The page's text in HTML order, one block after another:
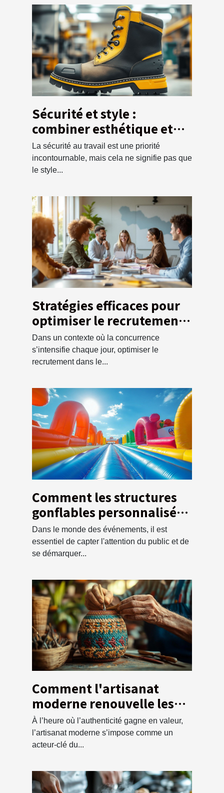
Sécurité et style :
combiner esthétique et
protection dans les
chaussures de travail
La sécurité au travail est une priorité
incontournable, mais cela ne signifie pas que
le style...
Stratégies efficaces pour
optimiser le recrutement
dans le secteur
commercial
Dans un contexte où la concurrence
s’intensifie chaque jour, optimiser le
recrutement dans le...
Comment les structures
gonflables personnalisées
boostent-elles votre
visibilité lors
d'événements ?
Dans le monde des événements, il est
essentiel de capter l'attention du public et de
se démarquer...
Comment l'artisanat
moderne renouvelle les
traditions locales ?
À l’heure où l’authenticité gagne en valeur,
l’artisanat moderne s’impose comme un
acteur-clé du...